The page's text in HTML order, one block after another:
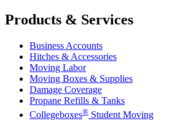
Products & Services
Business Accounts
Hitches & Accessories
Moving Labor
Moving Boxes & Supplies
Damage Coverage
Propane Refills & Tanks
Collegeboxes® Student Moving